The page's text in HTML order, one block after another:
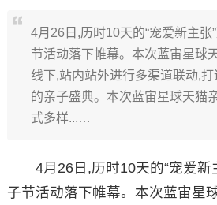
4月26日,历时10天的“宠爱新主张
节活动落下帷幕。本次蓝宙星球
线下,站内站外进行多渠道联动,打
的亲子盛典。本次蓝宙星球天猫
式多样...…
4月26日,历时10天的“宠爱新
子节活动落下帷幕。本次蓝宙星